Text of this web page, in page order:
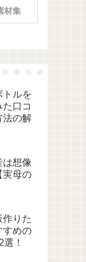
材集
トルを
口コ
法の解
は想像
実母の
作りた
すめの
！